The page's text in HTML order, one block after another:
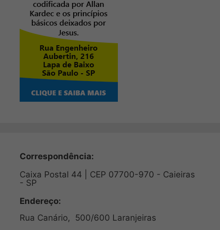
Correspondência:
Caixa Postal 44 | CEP 07700-970 - Caieiras
- SP
Endereço:
Rua Canário, 500/600 Laranjeiras